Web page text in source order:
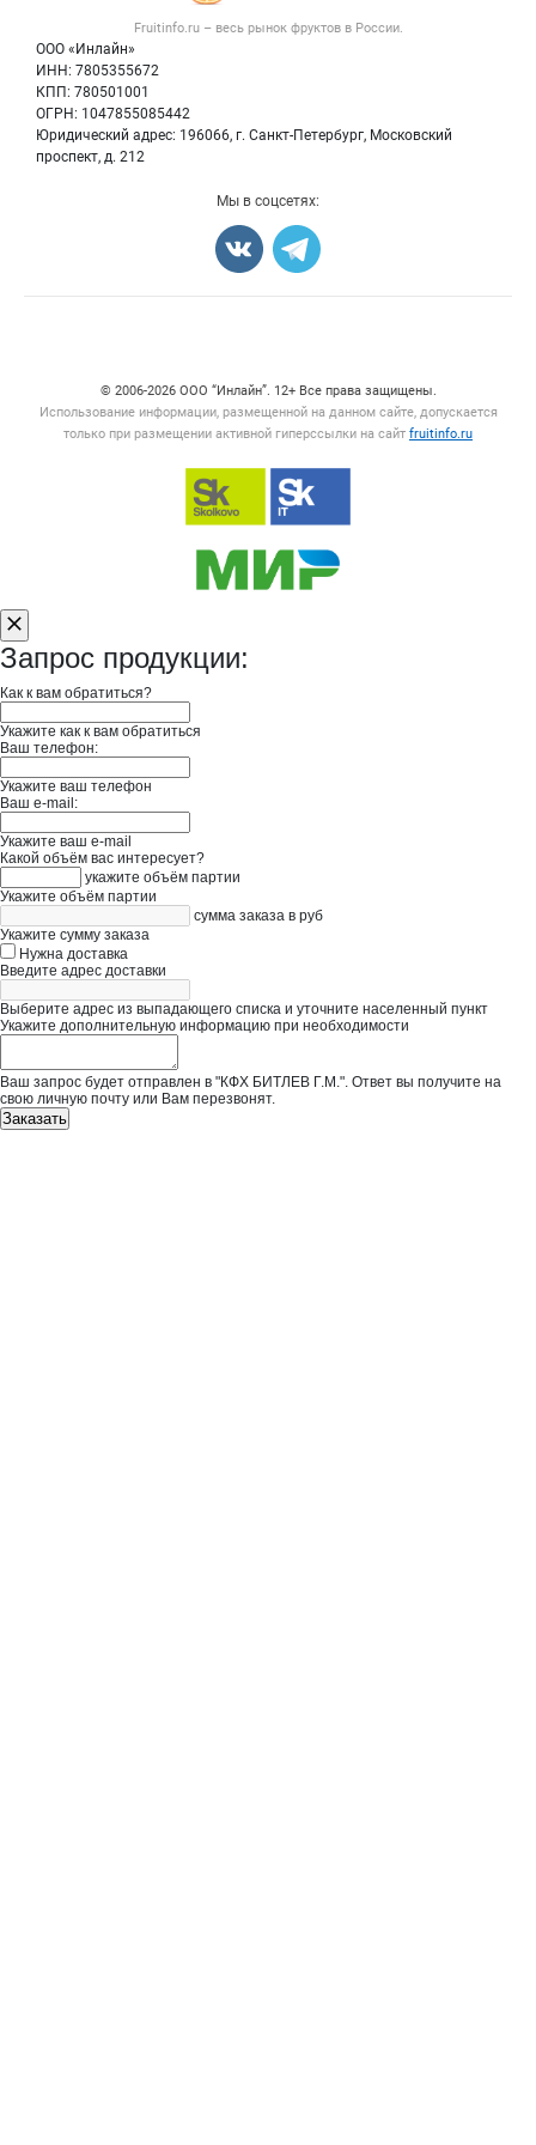
Fruitinfo.ru – весь рынок фруктовв России.
ООО «Инлайн»
ИНН: 7805355672
КПП: 780501001
ОГРН: 1047855085442
Юридический адрес: 196066, г. Санкт-Петербург, Московский
проспект, д. 212
Политика обработки персональных данных
Фрукты
Мы в соцсетях:
© 2006‑2026 ООО “Инлайн”. 12+ Все права защищены.
Использование информации, размещенной на данном сайте, допускается
только при размещении активной гиперссылки на сайт fruitinfo.ru
Запрос продукции:
Как к вам обратиться?
Укажите как к вам обратиться
Ваш телефон:
Укажите ваш телефон
Ваш e-mail:
Укажите ваш e-mail
Какой объём вас интересует?
укажите объём партии
Укажите объём партии
сумма заказа в руб
Укажите сумму заказа
Нужна доставка
Введите адрес доставки
Выберите адрес из выпадающего списка и уточните населенный пункт
Укажите дополнительную информацию при необходимости
Ваш запрос будет отправлен в "КФХ БИТЛЕВ Г.М.". Ответ вы получите на
свою личную почту или Вам перезвонят.
Заказать